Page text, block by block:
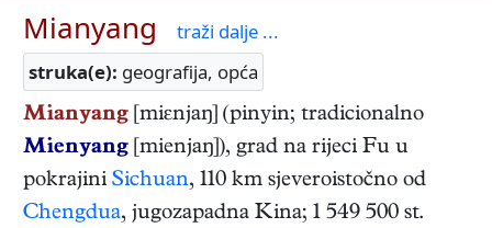
Mianyang
traži dalje ...
struka(e): geografija, opća
Mianyang [miɛnjaŋ] (pinyin; tradicionalno
Mienyang [mienjaŋ]), grad na rijeci Fu u
pokrajini Sichuan, 110 km sjeveroistočno od
Chengdua, jugozapadna Kina; 1 549 500 st.